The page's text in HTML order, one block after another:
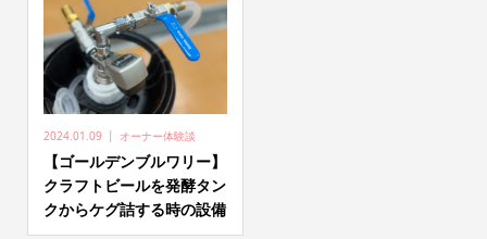
2024.01.09 オーナー体験談
【ゴールデンブルワリー】
クラフトビールを発酵タン
クからケグ詰する時の設備